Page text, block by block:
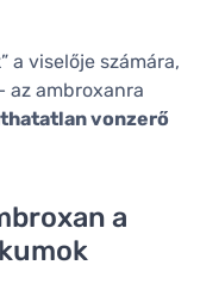
a viselője számára,
az ambroxanra
vonzerő
a